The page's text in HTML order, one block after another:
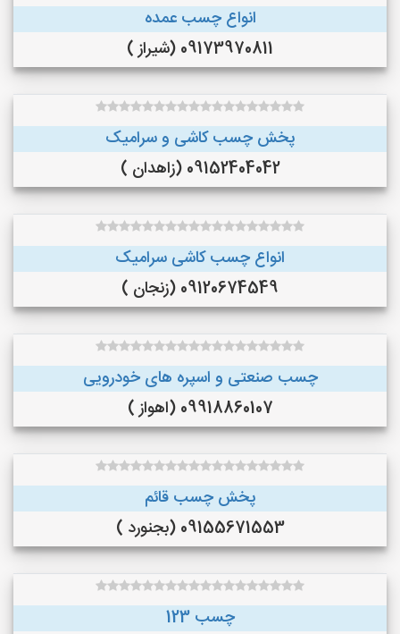
انواع چسب عمده
09173970811 (شیراز )
پخش چسب کاشی و سرامیک
09152404042 (زاهدان )
انواع چسب کاشی سرامیک
09120674549 (زنجان )
چسب صنعتی و اسپره های خودرویی
09918860107 (اهواز )
پخش چسب قائم
09155671553 (بجنورد )
چسب 123